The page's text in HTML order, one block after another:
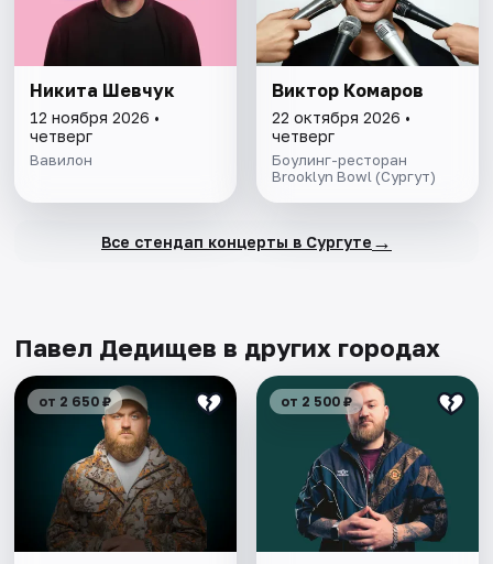
Никита Шевчук
12 ноября 2026 •
четверг
Вавилон
Виктор Комаров
22 октября 2026 •
четверг
Боулинг-ресторан
Brooklyn Bowl (Сургут)
Все стендап концерты в Сургуте →
Павел Дедищев в других городах
от 2 650 ₽ от 2 500 ₽